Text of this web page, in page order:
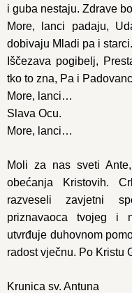
i guba nestaju. Zdrave
More, lanci padaju,
dobivaju Mladi pa i starci.
Iščezava pogibelj,
tko to zna, Pa i
More, lanci…
Slava Ocu.
More, lanci…
Moli za nas sveti
obećanja Kristovih.
razveseli zavjetni
priznavaoca tvojeg i
utvrđuje duhovnom
radost vječnu. Po Kristu
Krunica sv. Antuna